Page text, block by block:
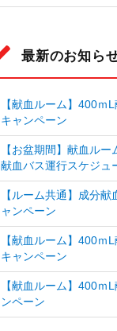
最新のお知ら
【献血ルーム】400ｍ
キャンペーン
【お盆期間】献血ルー
献血バス運行スケジュ
【ルーム共通】成分献
ャンペーン
【献血ルーム】400ｍ
キャンペーン
【献血ルーム】400ｍ
ンペーン